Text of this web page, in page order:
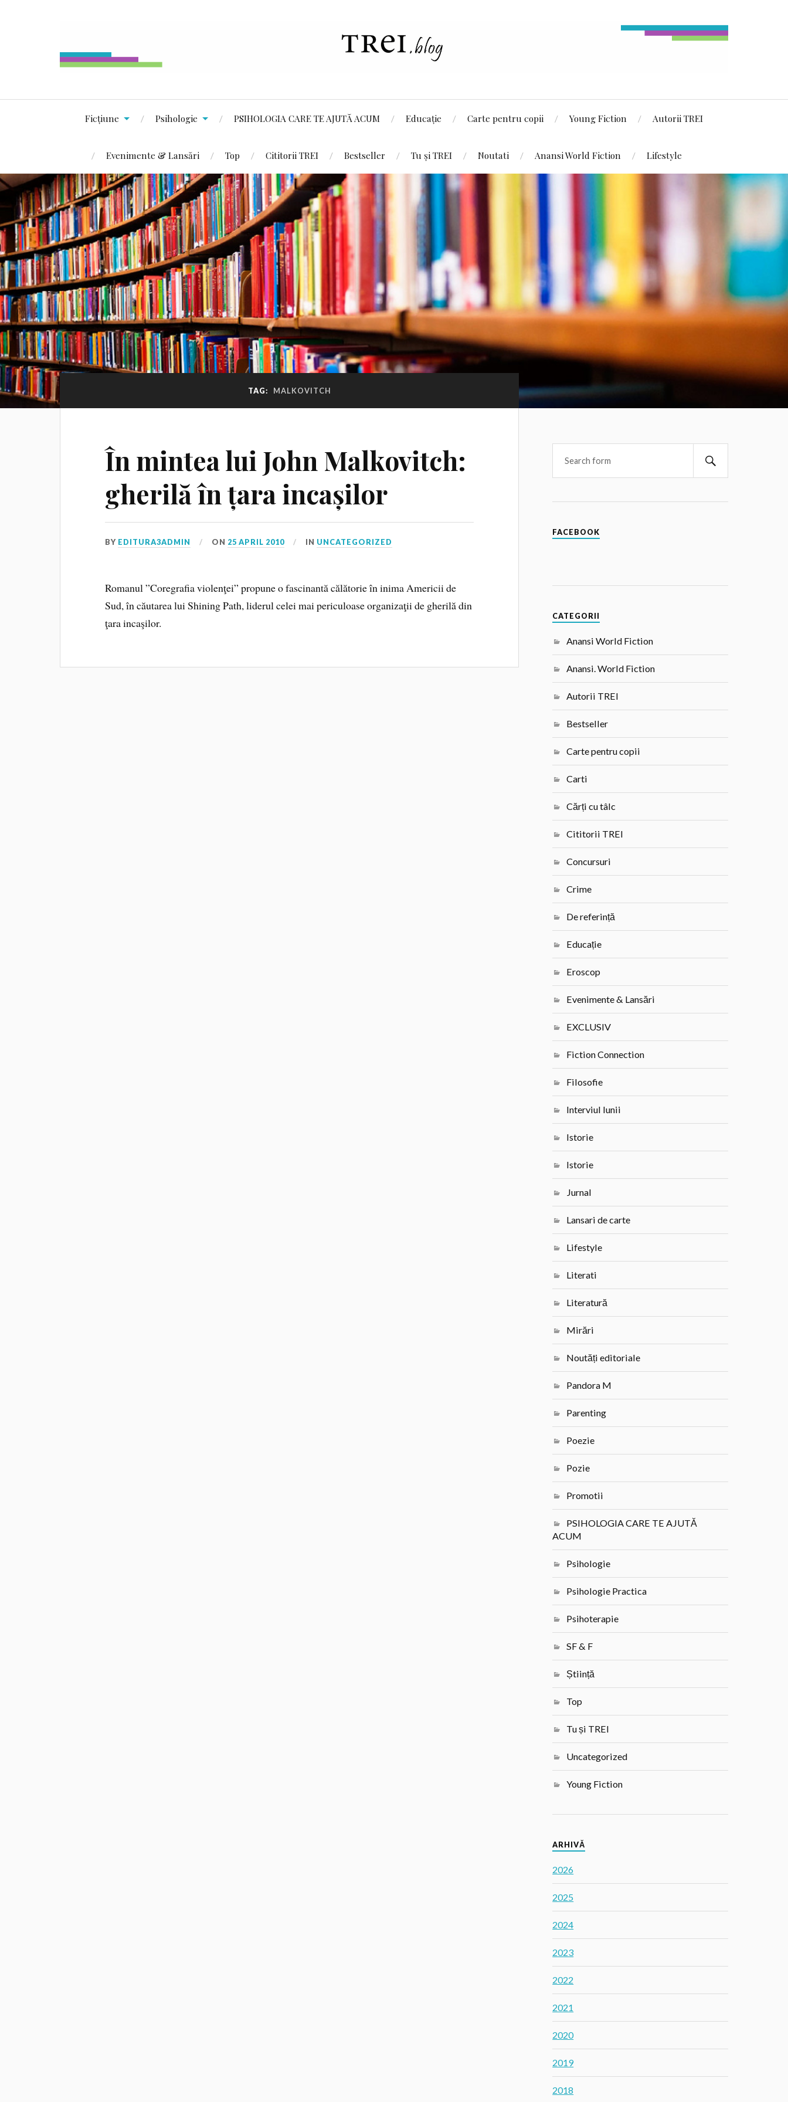
Ficțiune Psihologie PSIHOLOGIA CARE TE AJUTĂ ACUM Educație Carte pentru copii Young Fiction Autorii TREI
Evenimente & Lansări Top Cititorii TREI Bestseller Tu și TREI Noutati Anansi World Fiction Lifestyle
TAG: MALKOVITCH
În mintea lui John Malkovitch:
gherilă în țara incașilor
BY EDITURA3ADMIN ON 25 APRIL 2010 IN UNCATEGORIZED
Romanul ”Coregrafia violenţei” propune o fascinantă călătorie în inima Americii de
Sud, în căutarea lui Shining Path, liderul celei mai periculoase organizaţii de gherilă din
ţara incaşilor.
FACEBOOK
CATEGORII
Anansi World Fiction
Anansi. World Fiction
Autorii TREI
Bestseller
Carte pentru copii
Carti
Cărți cu tâlc
Cititorii TREI
Concursuri
Crime
De referință
Educație
Eroscop
Evenimente & Lansări
EXCLUSIV
Fiction Connection
Filosofie
Interviul lunii
Istorie
Istorie
Jurnal
Lansari de carte
Lifestyle
Literati
Literatură
Mirări
Noutăți editoriale
Pandora M
Parenting
Poezie
Pozie
Promotii
PSIHOLOGIA CARE TE AJUTĂ
ACUM
Psihologie
Psihologie Practica
Psihoterapie
SF & F
Știință
Top
Tu și TREI
Uncategorized
Young Fiction
ARHIVĂ
2026
2025
2024
2023
2022
2021
2020
2019
2018